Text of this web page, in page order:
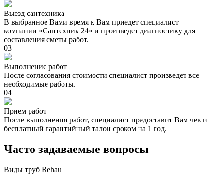
Выезд сантехника
В выбранное Вами время к Вам приедет специалист
компании «Сантехник 24» и произведет диагностику для
составления сметы работ.
03
Выполнение работ
После согласования стоимости специалист произведет все
необходимые работы.
04
Прием работ
После выполнения работ, специалист предоставит Вам чек и
бесплатный гарантийный талон сроком на 1 год.
Часто задаваемые вопросы
Виды труб Rehau